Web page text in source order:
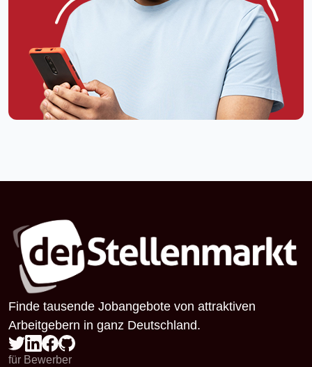
Finde tausende Jobangebote von attraktiven
Arbeitgebern in ganz Deutschland.
für Bewerber